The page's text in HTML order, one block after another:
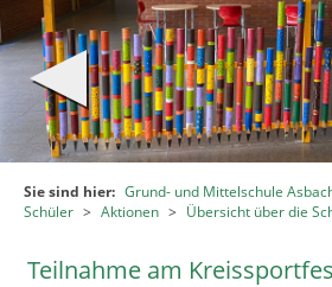
Sie sind hier: Grund- und Mittelschule
Schüler > Aktionen > Übersicht über die
Teilnahme am